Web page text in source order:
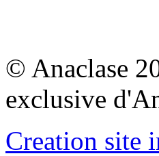
© Anaclase
exclusive
Creation site